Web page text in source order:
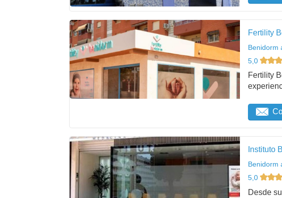
Fertility
Benidorm
5,0
Fertility
Instituto
Benidorm
5,0
Desde